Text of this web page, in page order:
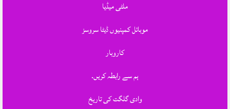
ملٹی میڈیا
موبائل کمپنیوں ڈیٹا سروسز
کاروبار
ہم سے رابطہ کریں.
وادی گلگت کی تاریخ